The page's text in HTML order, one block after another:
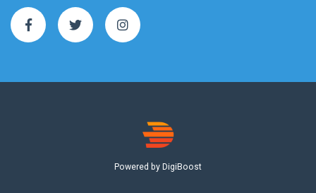
Powered by DigiBoost